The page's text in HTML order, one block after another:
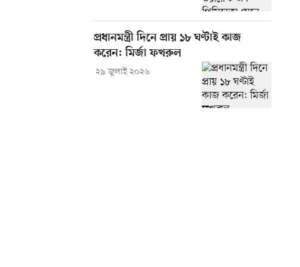
প্রধানমন্ত্রী দিনে প্রায় ১৮ ঘণ্টাই কাজ
করেন: মির্জা ফখরুল
২৯ জুলাই ২০২৬